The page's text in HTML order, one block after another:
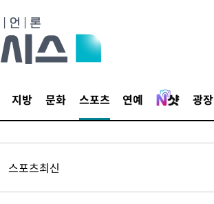
지방 문화 스포츠 연예 광장
스포츠최신